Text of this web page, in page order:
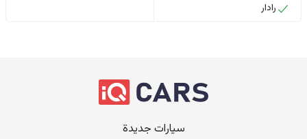
رادار
سيارات جديدة